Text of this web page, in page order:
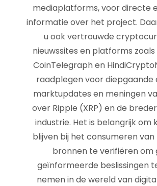
mediaplatforms, voor directe
informatie over het project.
u ook vertrouwde
nieuwssites en platforms zoals
CoinTelegraph en
raadplegen voor diepgaande
marktupdates en meningen
over Ripple (XRP) en de
industrie. Het is belangrijk om
blijven bij het consumeren van
bronnen te verifiëren om
geïnformeerde beslissingen
nemen in de wereld van